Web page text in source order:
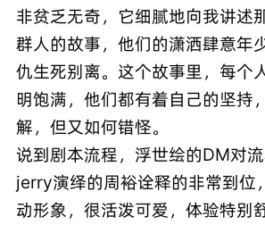
非贫乏无奇，它细腻地向我讲述
群人的故事，他们的潇洒肆意年
仇生死别离。这个故事里，每个
明饱满，他们都有着自己的坚持
解，但又如何错怪。
说到剧本流程，浮世绘的DM对流
jerry演绎的周裕诠释的非常到位
动形象，很活泼可爱，体验特别